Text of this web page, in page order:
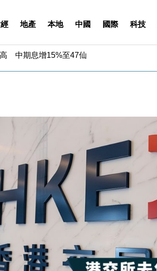
地產 本地 中國 國際 科技
中期息增15%至47仙
創逾3年最長跌勢
勝預期 貿易順差達1125億美元
月單日斥6.28萬億日圓干預創新高
認部分彈藥庫存緊張
美元押注未上市公司
中期息增15%至47仙
至4.5% 看好貿易及消費表現
保證金」 43歲女子損失近6900萬元
周仍升近2%
斗城亞洲CEO蔡德粦接任
創逾3年最長跌勢
24%勝預期 貿易順差達1125億美元
4月單日斥6.28萬億日圓干預創新高